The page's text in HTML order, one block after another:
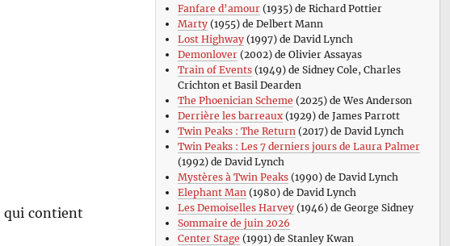
qui contient
Fanfare d’amour(1935) de Richard Pottier
Marty(1955) de Delbert Mann
Lost Highway(1997) de David Lynch
Demonlover(2002) de Olivier Assayas
Train of Events(1949) de Sidney Cole, Charles
Crichton et Basil Dearden
The Phoenician Scheme (2025) de Wes Anderson
Derrière les barreaux(1929) de James Parrott
Twin Peaks : The Return (2017) de David Lynch
Twin Peaks : Les 7 derniers jours de Laura Palmer
(1992) de David Lynch
Mystères à Twin Peaks(1990) de David Lynch
Elephant Man (1980) de David Lynch
Les Demoiselles Harvey(1946) de George Sidney
Sommaire de juin 2026
Center Stage (1991) de Stanley Kwan